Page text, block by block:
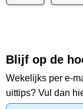
Blijf op de
Wekelijks per e-
uittips? Vul dan